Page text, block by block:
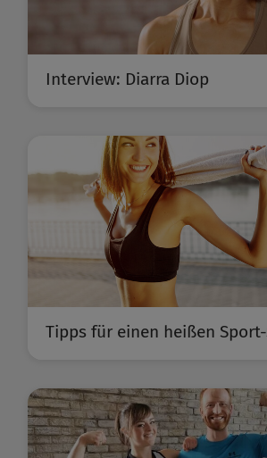
Interview: Diarra Diop
Tipps für einen heißen